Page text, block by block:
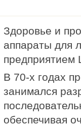
Здоровье и
аппараты для
предприятием
В 70-х годах
занимался
обеспечивая